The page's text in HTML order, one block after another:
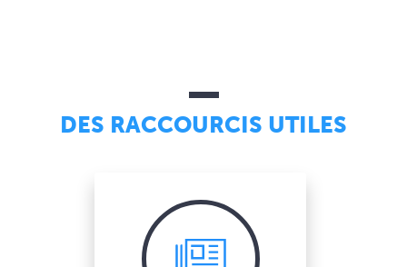
DES RACCOURCIS UTILES